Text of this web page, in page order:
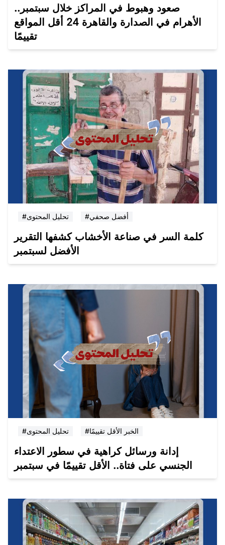
صعود وهبوط في المراكز خلال سبتمبر..
الأهرام في الصدارة والقاهرة 24 أقل المواقع
تقييمًا
#تحليل المحتوى #أفضل صحفي
كلمة السر في صناعة الأخشاب كشفها التقرير
الأفضل لسبتمبر
#تحليل المحتوى #الخبر الأقل تقييمًا
إدانة ورسائل كراهية في سطور الاعتداء
الجنسي على فتاة.. الأقل تقييمًا في سبتمبر